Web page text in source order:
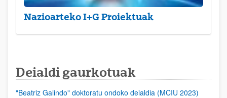
Nazioarteko I+G Proiektuak
Deialdi gaurkotuak
"Beatriz Galindo" doktoratu ondoko deialdia (MCIU 2023)